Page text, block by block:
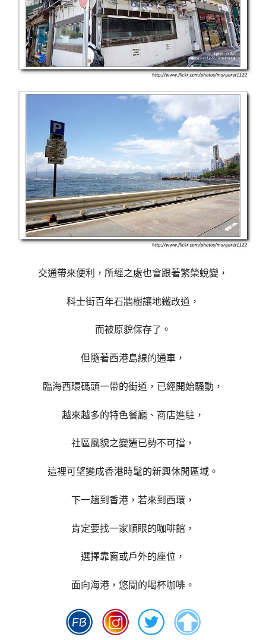
交通帶來便利，所經之處也會跟著繁榮蛻變，
科士街百年石牆樹讓地鐵改道，
而被原貌保存了。
但隨著西港島線的通車，
臨海西環碼頭一帶的街道，已經開始騷動，
越來越多的特色餐廳、商店進駐，
社區風貌之變遷已勢不可擋，
這裡可望變成香港時髦的新興休閒區域。
下一趟到香港，若來到西環，
肯定要找一家順眼的咖啡館，
選擇靠窗或戶外的座位，
面向海港，悠閒的喝杯咖啡。